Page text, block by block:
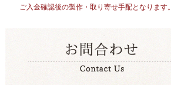
ご入金確認後の製作・取り寄せ手配となります。